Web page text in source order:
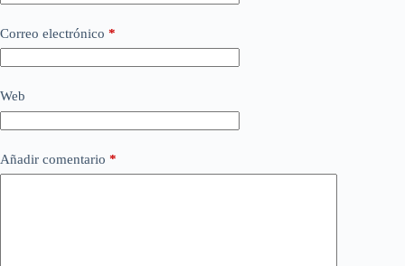
Correo electrónico *
Web
Añadir comentario *